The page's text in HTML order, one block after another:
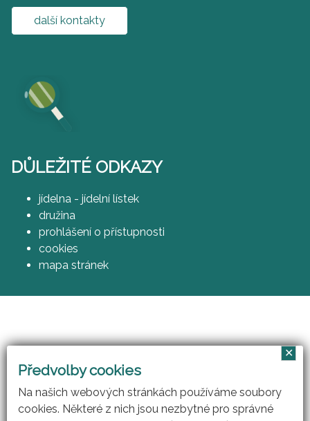
další kontakty
DŮLEŽITÉ ODKAZY
jídelna - jídelní lístek
družina
prohlášení o přístupnosti
cookies
mapa stránek
(CZ.1.07/1.3.00/51.0007)
Předvolby cookies
Na našich webových stránkách používáme soubory
cookies. Některé z nich jsou nezbytné pro správné
✕